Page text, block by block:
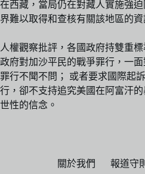
在西藏，當局仍在對藏人實施強
界難以取得和查核有關該地區的資
人權觀察批評，各國政府持雙重
政府對加沙平民的戰爭罪行，一
罪行不聞不問； 或者要求國際起
行，卻不支持追究美國在阿富汗
世性的信念。
關於我們 報道守則